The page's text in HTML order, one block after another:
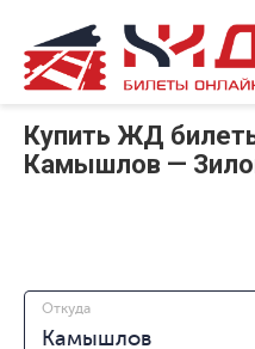
Купить ЖД
Камышлов —
Откуда